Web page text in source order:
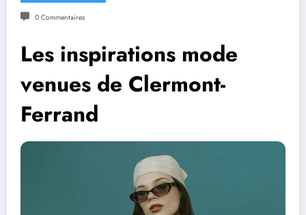
0 Commentaires
Les inspirations mode
venues de Clermont-
Ferrand